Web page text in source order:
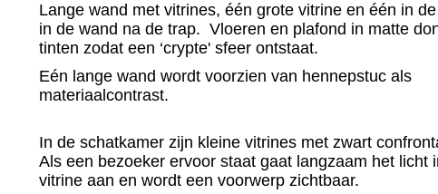
Lange wand met vitrines, één grote vitrine en één in
in de wand na de trap. Vloeren en plafond in matte
tinten zodat een ‘crypte' sfeer ontstaat.
Eén lange wand wordt voorzien van hennepstuc als
materiaalcontrast.
In de schatkamer zijn kleine vitrines met zwart
Als een bezoeker ervoor staat gaat langzaam het licht
vitrine aan en wordt een voorwerp zichtbaar.